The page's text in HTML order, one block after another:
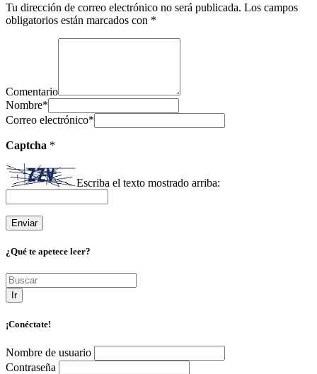
Tu dirección de correo electrónico no será publicada. Los campos
obligatorios están marcados con *
Comentario
Nombre*
Correo electrónico*
Captcha *
Escriba el texto mostrado arriba:
¿Qué te apetece leer?
Ir
¡Conéctate!
Nombre de usuario
Contraseña